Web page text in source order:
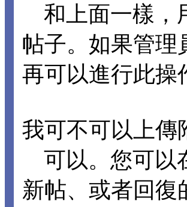
和上面一樣，
帖子。如果管理
再可以進行此操
我可不可以上傳
可以。您可以
新帖、或者回復